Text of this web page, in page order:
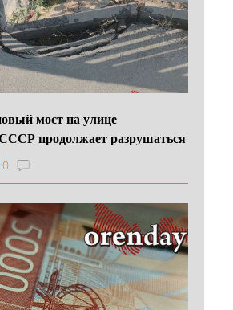
мост на улице
продолжает разрушаться